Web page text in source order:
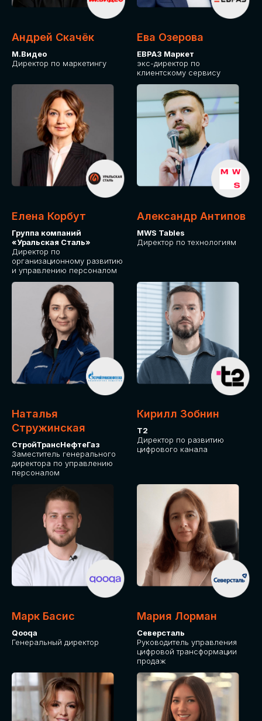
Андрей Скачёк
М.Видео
Директор по маркетингу
Ева Озерова
ЕВРАЗ Маркет
экс-директор по
клиентскому сервису
Елена Корбут
Группа компаний
«Уральская Сталь»
Директор по
организационному развитию
и управлению персоналом
Александр Антипов
MWS Tables
Директор по технологиям
Наталья
Стружинская
СтройТрансНефтеГаз
Заместитель генерального
директора по управлению
персоналом
Кирилл Зобнин
Т2
Директор по развитию
цифрового канала
Марк Басис
Qooqa
Генеральный директор
Мария Лорман
Северсталь
Руководитель управления
цифровой трансформации
продаж
Приглашаем стать спикером GLOBAL
TECH FORUM и поделиться своим
опытом и экспертизой. Будем рады
сотрудничеству!
СТАТЬ
СПИКЕРОМ
IT Solutions for Business
СРЕДИ ПАРТНЕРОВ
МЕРОПРИЯТИЯ